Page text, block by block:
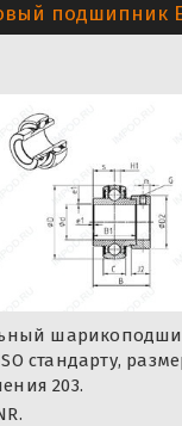
подшипник
стандарту,
203.